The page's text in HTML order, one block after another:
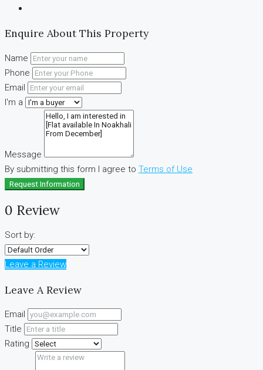
Enquire About This Property
Name
Phone
Email
I'm a
Message
By submitting this form I agree to Terms of Use
Request Information
0 Review
Sort by:
Leave a Review
Leave A Review
Email
Title
Rating